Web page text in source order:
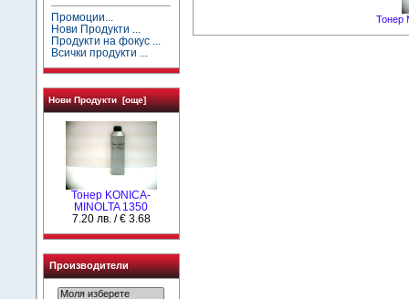
Промоции...
Нови Продукти ...
Продукти на фокус ...
Всички продукти ...
Нови Продукти [още]
Тонер KONICA-
MINOLTA 1350
7.20 лв. / € 3.68
Производители
Тонер